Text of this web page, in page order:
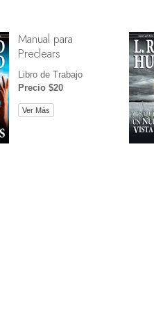
Manual para
Preclears
Libro de Trabajo
Precio $20
Ver Más